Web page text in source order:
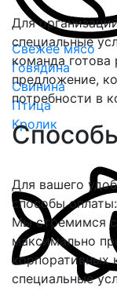
Свежее мясо
Говядина
Свинина
Птица
Кролик
Для
специальные
команда готова
предложение,
потребности в
Для вашего
способы
Мы стремимся
максимально
корпоративных
специальные